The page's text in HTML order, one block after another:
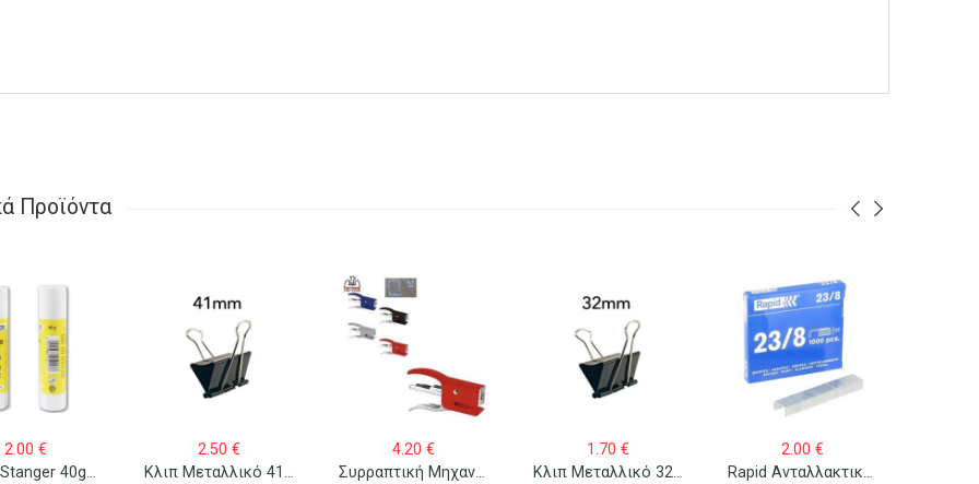
Προϊόντα
2.00 € 2.50€ 4.20€
Συρραπτική Μηχανή Maestri Mini No 10
1.70€ 2.00€